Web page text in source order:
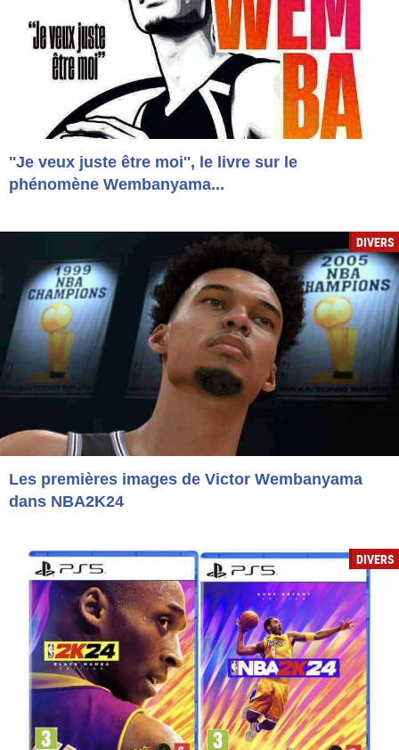
''Je veux juste être moi'', le livre sur le
phénomène Wembanyama...
DIVERS
Les premières images de Victor Wembanyama
dans NBA2K24
DIVERS